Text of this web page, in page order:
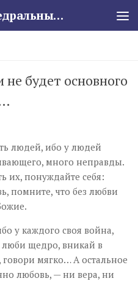
Свято-Троицкий кафедральный собор
не будет основного
людей, ибо у людей
много неправды.
их, понуждайте себя:
помните, что без любви
у каждого своя война,
щедро, вникай в
мягко… А остальное
любовь, — ни вера, ни